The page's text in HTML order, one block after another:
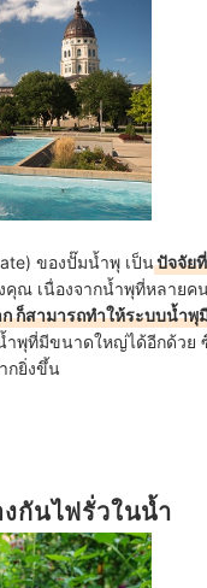
ของปั๊มน้ำพุ เป็นปัจจัย
ณ เนื่องจากน้ำพุที่หลายค
ก็สามารถทำให้ระบบน้ำพุ
พุที่มีขนาดใหญ่ได้อีกด้วย
กยิ่งขึ้น
กันไฟรั่วในน้ำ